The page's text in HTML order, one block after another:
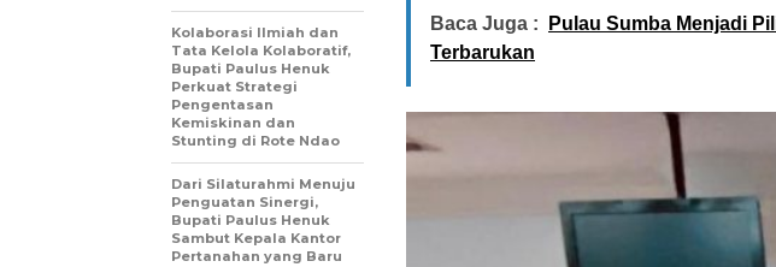
Baca Juga :
Pulau Sumba Menjadi
Terbarukan
Kolaborasi Ilmiah dan
Tata Kelola Kolaboratif,
Bupati Paulus Henuk
Perkuat Strategi
Pengentasan
Kemiskinan dan
Stunting di Rote Ndao
Dari Silaturahmi Menuju
Penguatan Sinergi,
Bupati Paulus Henuk
Sambut Kepala Kantor
Pertanahan yang Baru